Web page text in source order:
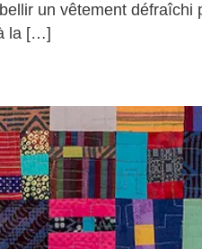
un vêtement défraîchi
la […]